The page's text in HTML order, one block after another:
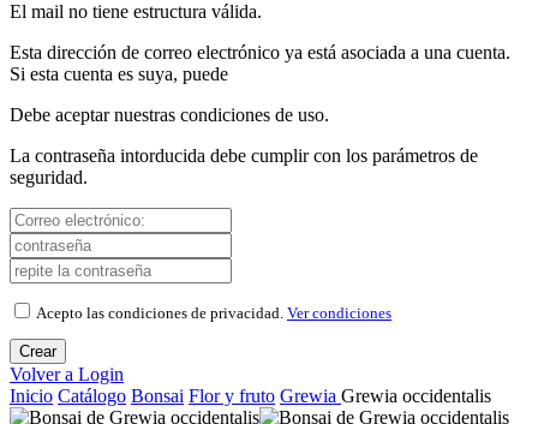
El mail no tiene estructura válida.
Esta dirección de correo electrónico ya está asociada a una cuenta.
Si esta cuenta es suya, puede
Debe aceptar nuestras condiciones de uso.
La contraseña intorducida debe cumplir con los parámetros de
seguridad.
Acepto las condiciones de privacidad. Ver condiciones
Crear
Volver a Login
Inicio Catálogo Bonsai Flor y fruto Grewia Grewia occidentalis